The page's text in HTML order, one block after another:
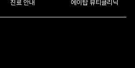
진료 안내 에이탑 뷰티클리닉